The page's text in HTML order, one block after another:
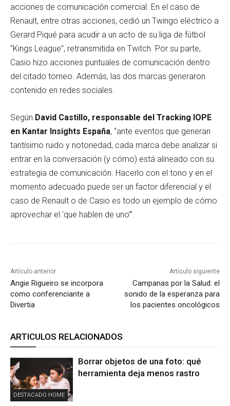
acciones de comunicación comercial. En el caso de
Renault, entre otras acciones, cedió un Twingo eléctrico a
Gerard Piqué para acudir a un acto de su liga de fútbol
“Kings League”, retransmitida en Twitch. Por su parte,
Casio hizo acciones puntuales de comunicación dentro
del citado torneo. Además, las dos marcas generaron
contenido en redes sociales.
Según David Castillo, responsable del Tracking IOPE
en Kantar Insights España, “ante eventos que generan
tantísimo ruido y notoriedad, cada marca debe analizar si
entrar en la conversación (y cómo) está alineado con su
estrategia de comunicación. Hacerlo con el tono y en el
momento adecuado puede ser un factor diferencial y el
caso de Renault o de Casio es todo un ejemplo de cómo
aprovechar el ‘que hablen de uno’”.
Artículo anterior
Angie Rigueiro se incorpora
como conferenciante a
Divertia
Artículo siguiente
Campanas por la Salud: el
sonido de la esperanza para
los pacientes oncológicos
ARTICULOS RELACIONADOS
DESTACADO HOME
Borrar objetos de una foto: qué
herramienta deja menos rastro